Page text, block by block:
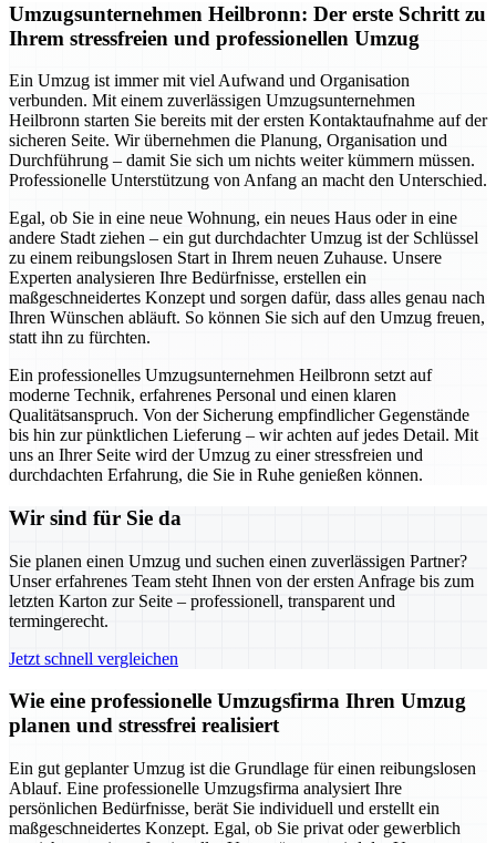
Umzugsunternehmen Heilbronn: Der erste Schritt zu
Ihrem stressfreien und professionellen Umzug
Ein Umzug ist immer mit viel Aufwand und Organisation
verbunden. Mit einem zuverlässigen Umzugsunternehmen
Heilbronn starten Sie bereits mit der ersten Kontaktaufnahme auf der
sicheren Seite. Wir übernehmen die Planung, Organisation und
Durchführung – damit Sie sich um nichts weiter kümmern müssen.
Professionelle Unterstützung von Anfang an macht den Unterschied.
Egal, ob Sie in eine neue Wohnung, ein neues Haus oder in eine
andere Stadt ziehen – ein gut durchdachter Umzug ist der Schlüssel
zu einem reibungslosen Start in Ihrem neuen Zuhause. Unsere
Experten analysieren Ihre Bedürfnisse, erstellen ein
maßgeschneidertes Konzept und sorgen dafür, dass alles genau nach
Ihren Wünschen abläuft. So können Sie sich auf den Umzug freuen,
statt ihn zu fürchten.
Ein professionelles Umzugsunternehmen Heilbronn setzt auf
moderne Technik, erfahrenes Personal und einen klaren
Qualitätsanspruch. Von der Sicherung empfindlicher Gegenstände
bis hin zur pünktlichen Lieferung – wir achten auf jedes Detail. Mit
uns an Ihrer Seite wird der Umzug zu einer stressfreien und
durchdachten Erfahrung, die Sie in Ruhe genießen können.
Wir sind für Sie da
Sie planen einen Umzug und suchen einen zuverlässigen Partner?
Unser erfahrenes Team steht Ihnen von der ersten Anfrage bis zum
letzten Karton zur Seite – professionell, transparent und
termingerecht.
Jetzt schnell vergleichen
Wie eine professionelle Umzugsfirma Ihren Umzug
planen und stressfrei realisiert
Ein gut geplanter Umzug ist die Grundlage für einen reibungslosen
Ablauf. Eine professionelle Umzugsfirma analysiert Ihre
persönlichen Bedürfnisse, berät Sie individuell und erstellt ein
maßgeschneidertes Konzept. Egal, ob Sie privat oder gewerblich